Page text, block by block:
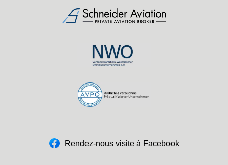
Rendez-nous visite à Facebook